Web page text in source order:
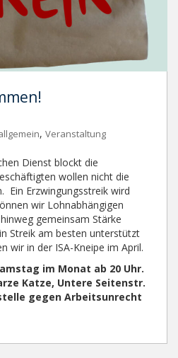
, Veranstaltung
Dienst blockt die
wollen nicht die
Ein Erzwingungsstreik wird
wir Lohnabhängigen
gemeinsam Stärke
Streik am besten unterstützt
wir in der ISA-Kneipe im April.
im Monat ab 20 Uhr.
Katze, Untere Seitenstr.
gegen Arbeitsunrecht